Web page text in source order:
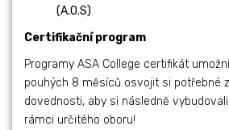
(A.O.S)
Certifikační program
Programy ASA College certifikát
pouhých 8 měsíců osvojit si potřebné
dovednosti, aby si následně
rámci určitého oboru!